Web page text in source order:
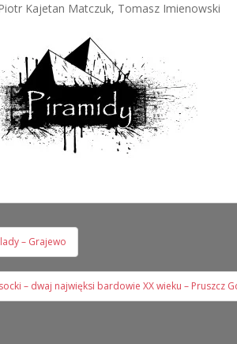
Kajetan Matczuk, Tomasz Imienowski
– Grajewo
– dwaj najwięksi bardowie XX wieku – Pruszcz